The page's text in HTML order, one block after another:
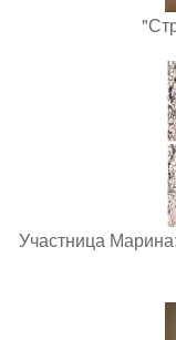
Участница